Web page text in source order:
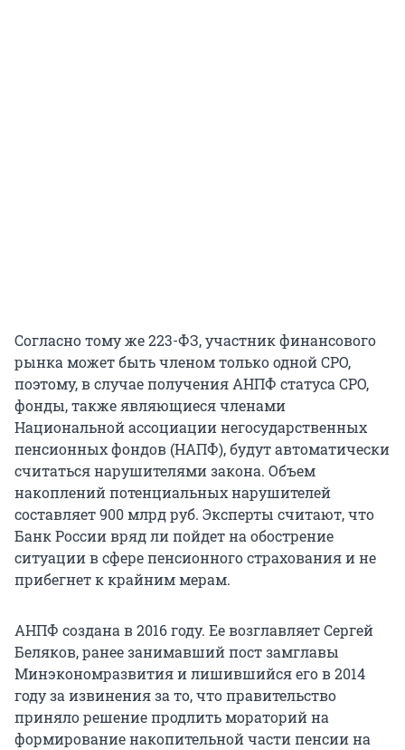
Согласно тому же 223-ФЗ, участник финансового
рынка может быть членом только одной СРО,
поэтому, в случае получения АНПФ статуса СРО,
фонды, также являющиеся членами
Национальной ассоциации негосударственных
пенсионных фондов (НАПФ), будут автоматически
считаться нарушителями закона. Объем
накоплений потенциальных нарушителей
составляет 900 млрд руб. Эксперты считают, что
Банк России вряд ли пойдет на обострение
ситуации в сфере пенсионного страхования и не
прибегнет к крайним мерам.
АНПФ создана в 2016 году. Ее возглавляет Сергей
Беляков, ранее занимавший пост замглавы
Минэкономразвития и лишившийся его в 2014
году за извинения за то, что правительство
приняло решение продлить мораторий на
формирование накопительной части пенсии на